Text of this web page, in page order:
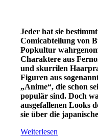
Jeder hat sie
Comicabteilung von
Popkultur
Charaktere aus
und skurrilen
Figuren aus
„Anime“, die schon
populär sind. Doch
ausgefallenen Looks
sie über die
Weiterlesen